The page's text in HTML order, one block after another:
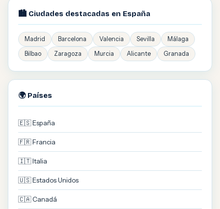
🏙️ Ciudades destacadas en España
Madrid Barcelona Valencia Sevilla
Málaga
Bilbao
Zaragoza Murcia Alicante Granada
🌍 Países
🇪🇸 España
🇫🇷 Francia
🇮🇹 Italia
🇺🇸 Estados Unidos
🇨🇦 Canadá